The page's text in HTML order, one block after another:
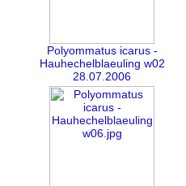
Polyommatus icarus -
Hauhechelblaeuling w02
28.07.2006